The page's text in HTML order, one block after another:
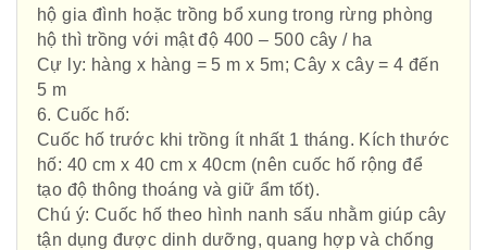
hộ gia đình hoặc trồng bổ xung trong rừng phòng
hộ thì trồng với mật độ 400 – 500 cây / ha
Cự ly: hàng x hàng = 5 m x 5m; Cây x cây = 4 đến
5 m
6. Cuốc hố:
Cuốc hố trước khi trồng ít nhất 1 tháng. Kích thước
hố: 40 cm x 40 cm x 40cm (nên cuốc hố rộng để
tạo độ thông thoáng và giữ ẩm tốt).
Chú ý: Cuốc hố theo hình nanh sấu nhằm giúp cây
tận dụng được dinh dưỡng, quang hợp và chống
Hội Đông Y TP. Hà Nội
Phái đoàn Liên minh Châu Âu tại
Việt Nam